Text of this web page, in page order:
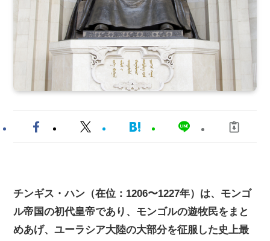
チンギス・ハン（在位：1206〜1227年）は、モンゴ
ル帝国の初代皇帝であり、モンゴルの遊牧民をまと
めあげ、ユーラシア大陸の大部分を征服した史上最